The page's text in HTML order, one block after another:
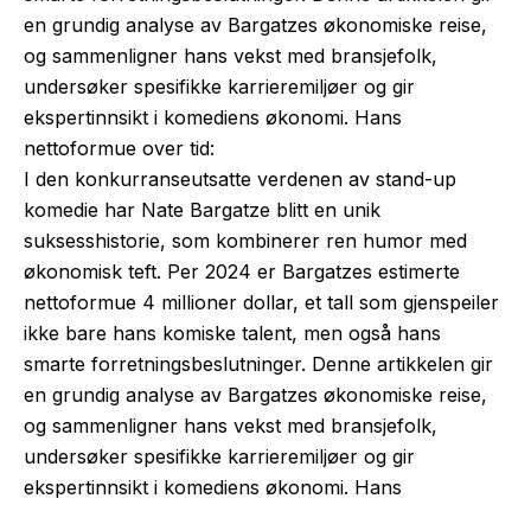
en grundig analyse av Bargatzes økonomiske reise,
og sammenligner hans vekst med bransjefolk,
undersøker spesifikke karrieremiljøer og gir
ekspertinnsikt i komediens økonomi. Hans
nettoformue over tid:
I den konkurranseutsatte verdenen av stand-up
komedie har Nate Bargatze blitt en unik
suksesshistorie, som kombinerer ren humor med
økonomisk teft. Per 2024 er Bargatzes estimerte
nettoformue 4 millioner dollar, et tall som gjenspeiler
ikke bare hans komiske talent, men også hans
smarte forretningsbeslutninger. Denne artikkelen gir
en grundig analyse av Bargatzes økonomiske reise,
og sammenligner hans vekst med bransjefolk,
undersøker spesifikke karrieremiljøer og gir
ekspertinnsikt i komediens økonomi. Hans